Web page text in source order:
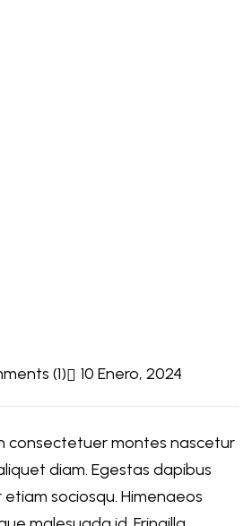
(1) 10 Enero, 2024
consectetuer montes nascetur
diam. Egestas dapibus
sociosqu. Himenaeos